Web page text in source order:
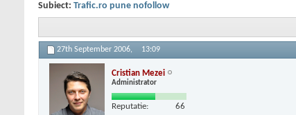
Subiect: Trafic.ro pune nofollow
27th September 2006, 13:09
Cristian Mezei
Administrator
Reputatie: 66